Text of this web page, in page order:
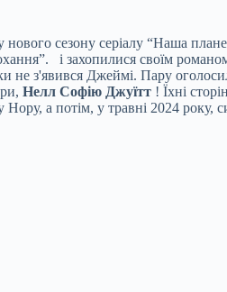
сезону серіалу “Наша
і захопилися своїм
не з'явився Джеймі. Пару
Нелл Софію Джуїтт ! Їхні
а потім, у травні 2024 року,